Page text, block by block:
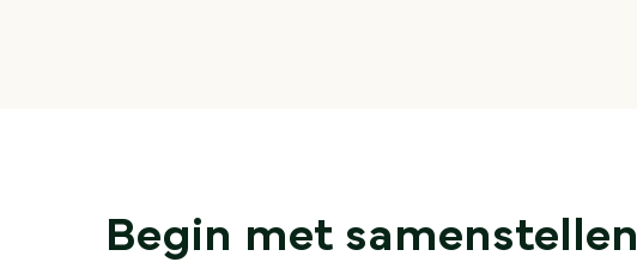
Begin met samenstellen